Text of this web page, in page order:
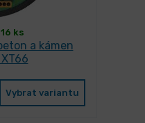
ks
a kámen
XT66
Vybrat variantu